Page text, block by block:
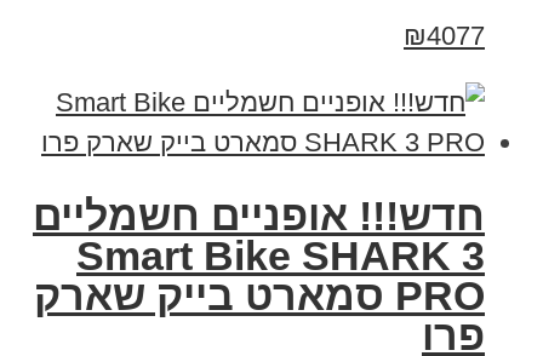
₪4077
חדש!!! אופניים חשמליים
Smart Bike SHARK 3
PRO סמארט בייק שארק
פרו